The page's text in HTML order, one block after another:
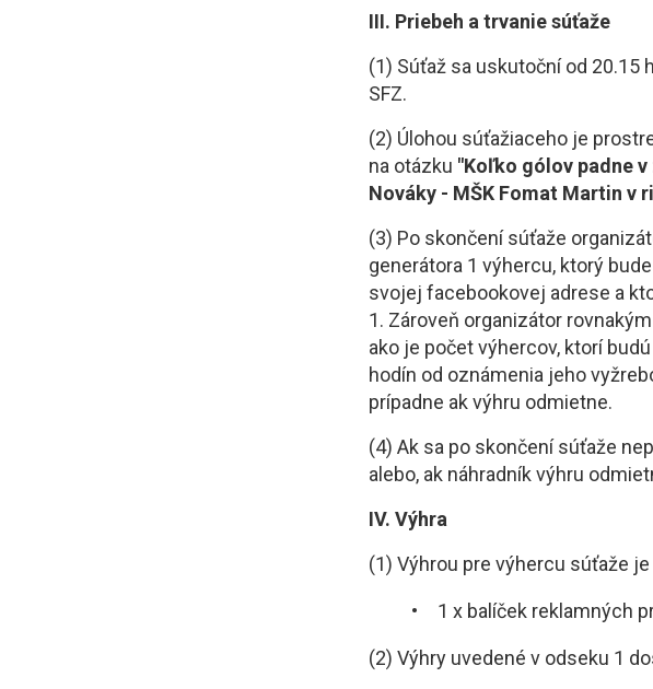
III. Priebeh a trvanie súťaže
(1) Súťaž sa uskutoční od 20.15
SFZ.
(2) Úlohou súťažiaceho je
na otázku "Koľko gólov padne v
Nováky - MŠK Fomat Martin v
(3) Po skončení súťaže
generátora 1 výhercu, ktorý
svojej facebookovej adrese a
1. Zároveň organizátor
ako je počet výhercov, ktorí
hodín od oznámenia jeho
prípadne ak výhru odmietne.
(4) Ak sa po skončení súťaže
alebo, ak náhradník výhru
IV. Výhra
(1) Výhrou pre výhercu súťaže je
1 x balíček reklamných
(2) Výhry uvedené v odseku 1